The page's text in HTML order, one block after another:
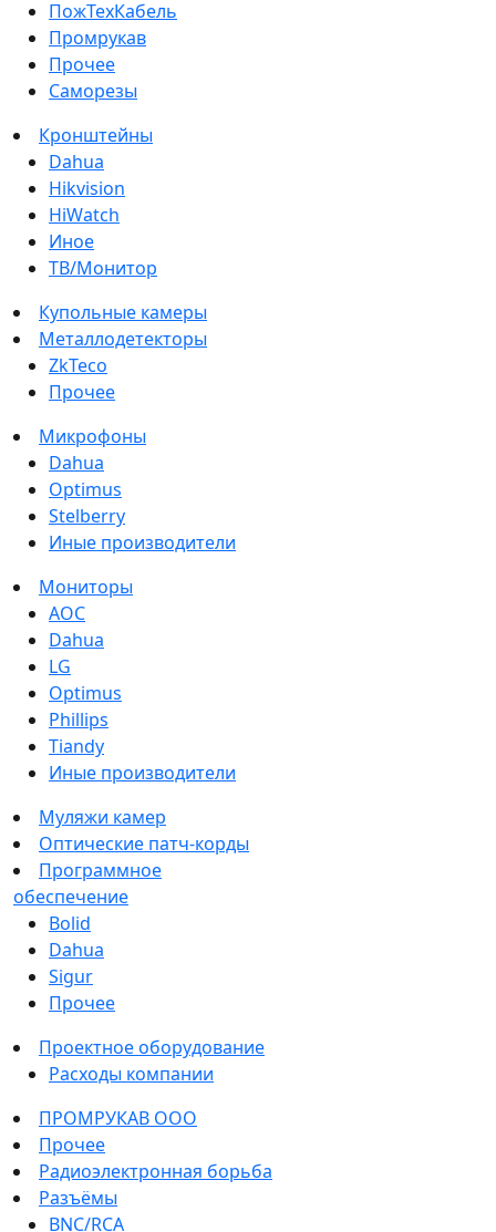
ПожТехКабель
Промрукав
Прочее
Саморезы
Кронштейны
Dahua
Hikvision
HiWatch
Иное
ТВ/Монитор
Купольные камеры
Металлодетекторы
ZkTeco
Прочее
Микрофоны
Dahua
Optimus
Stelberry
Иные производители
Мониторы
AOC
Dahua
LG
Optimus
Phillips
Tiandy
Иные производители
Муляжи камер
Оптические патч-корды
Программное
обеспечение
Bolid
Dahua
Sigur
Прочее
Проектное оборудование
Расходы компании
ПРОМРУКАВ ООО
Прочее
Радиоэлектронная борьба
Разъёмы
BNC/RCA